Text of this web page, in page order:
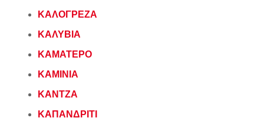
ΚΑΛΟΓΡΕΖΑ
ΚΑΛΥΒΙΑ
ΚΑΜΑΤΕΡΟ
ΚΑΜΙΝΙΑ
ΚΑΝΤΖΑ
ΚΑΠΑΝΔΡΙΤΙ